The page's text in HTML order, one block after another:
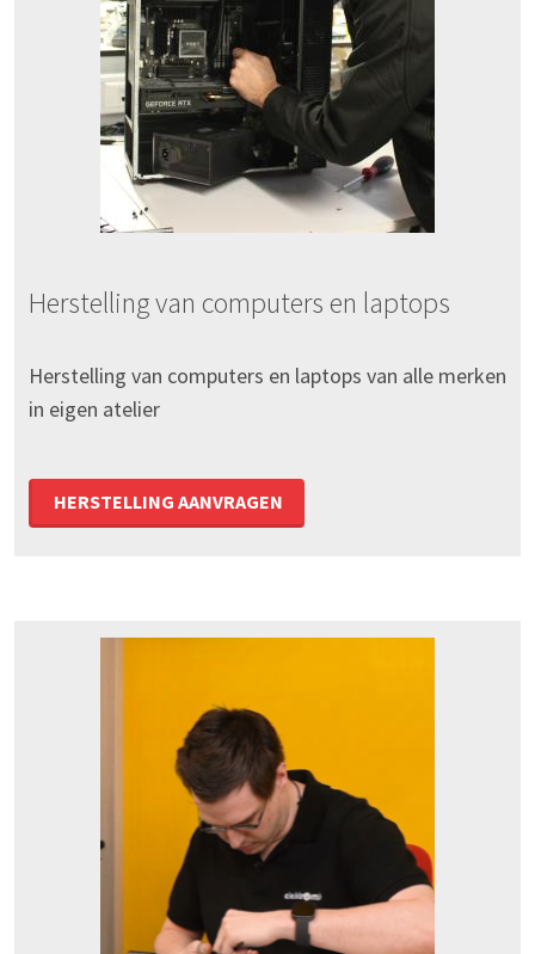
Herstelling van computers en laptops
Herstelling van computers en laptops van alle merken
in eigen atelier
HERSTELLING AANVRAGEN